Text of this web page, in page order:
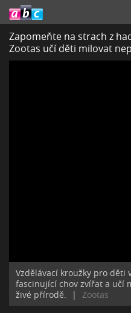
Zapomeňte na strach z
Zootas učí děti milovat
Vzdělávací kroužky pro děti
fascinující chov zvířat a učí
živé přírodě.
| Zootas